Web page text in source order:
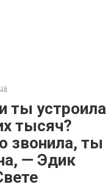
ты устроила
тысяч?
звонила, ты
— Эдик